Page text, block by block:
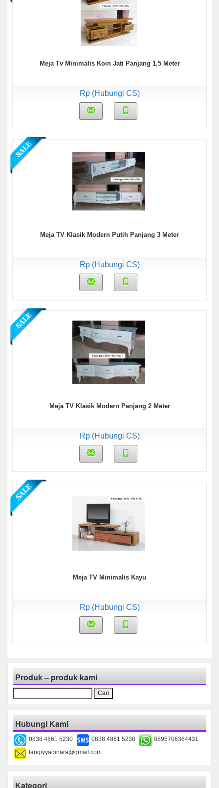
Meja Tv Minimalis Koin Jati Panjang 1,5 Meter
Rp (Hubungi CS)
Meja TV Klasik Modern Putih Panjang 3 Meter
Rp (Hubungi CS)
Meja TV Klasik Modern Panjang 2 Meter
Rp (Hubungi CS)
Meja TV Minimalis Kayu
Rp (Hubungi CS)
Produk – produk kami
untuk:
Hubungi Kami
0838 4861 5230 0838 4861 5230
0895706364431
fauqiyyadinara@gmail.com
Kategori